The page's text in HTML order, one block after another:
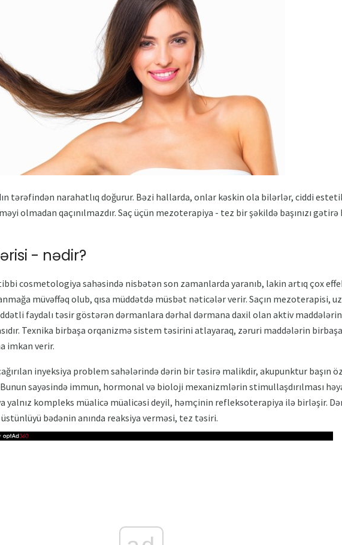
tərəfindən narahatlıq doğurur. Bəzi hallarda, onlar kəskin ola bilərlər, ciddi
olmadan qaçınılmazdır. Saç üçün mezoterapiya - tez bir şəkildə başınızı
- nədir?
cosmetologiya sahəsində nisbətən son zamanlarda yaranıb, lakin artıq çox
müvəffəq olub, qısa müddətdə müsbət nəticələr verir. Saçın mezoterapisi,
faydalı təsir göstərən dərmanlara dərhal dərmana daxil olan aktiv maddələrin
Texnika birbaşa orqanizmə sistem təsirini atlayaraq, zəruri maddələrin
imkan verir.
inyeksiya problem sahələrində dərin bir təsirə malikdir, akupunktur başın
sayəsində immun, hormonal və bioloji mexanizmlərin stimullaşdırılması
yalnız kompleks müalicə müalicəsi deyil, həmçinin refleksoterapiya ilə birləşir.
üstünlüyü bədənin anında reaksiya verməsi, tez təsiri.